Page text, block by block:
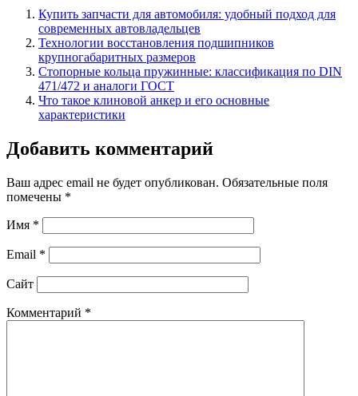
Купить запчасти для автомобиля: удобный подход для
современных автовладельцев
Технологии восстановления подшипников
крупногабаритных размеров
Стопорные кольца пружинные: классификация по DIN
471/472 и аналоги ГОСТ
Что такое клиновой анкер и его основные
характеристики
Добавить комментарий
Ваш адрес email не будет опубликован. Обязательные поля
помечены *
Имя *
Email *
Сайт
Комментарий *